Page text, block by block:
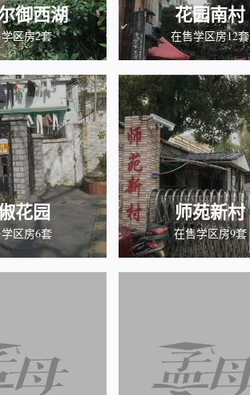
御西湖
区房2套
花园南村
在售学区房12套
花园
区房6套
师苑新村
在售学区房9套